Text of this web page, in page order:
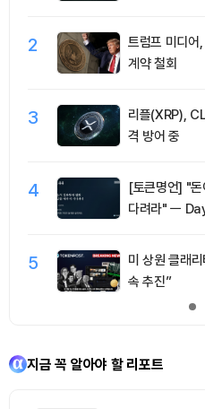
2
트럼프 미디어
계약 철회
3
리플(XRP),
격 방어 중
4
[토큰명언] "돈
다려라" ㅡ
5
미 상원 클래
속 추진”
지금 꼭 알아야 할 리포트